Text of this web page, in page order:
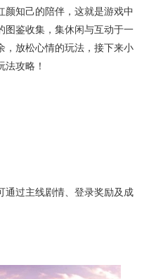
颜知己的陪伴，这就是游戏中
图鉴收集，集休闲与互动于一
，放松心情的玩法，接下来小
攻略！
通过主线剧情、登录奖励及成